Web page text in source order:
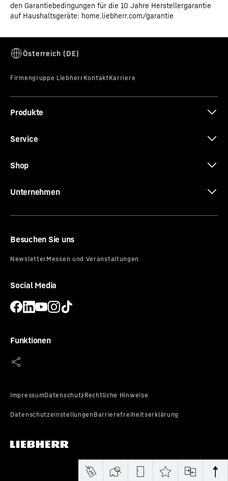
den Garantiebedingungen für die 10 Jahre Herstellergarantie
auf Haushaltsgeräte: home.liebherr.com/garantie
Produkte
Service
Shop
Unternehmen
Besuchen Sie uns
Social Media
Funktionen